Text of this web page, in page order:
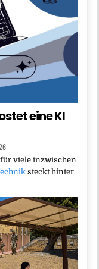
eine KI
für viele inzwischen
steckt hinter